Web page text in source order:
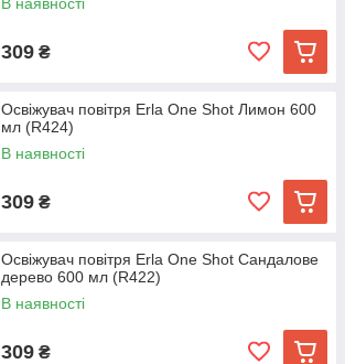
309 ₴
Освіжувач повітря Erla One Shot Лимон 600
мл (R424)
В наявності
309 ₴
Освіжувач повітря Erla One Shot Сандалове
дерево 600 мл (R422)
В наявності
309 ₴